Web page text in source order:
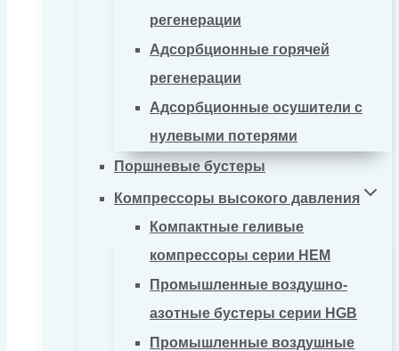
регенерации
Адсорбционные горячей
регенерации
Адсорбционные осушители с
нулевыми потерями
Поршневые бустеры
Компрессоры высокого давления
Компактные геливые
компрессоры серии HEM
Промышленные воздушно-
азотные бустеры серии HGB
Промышленные воздушные